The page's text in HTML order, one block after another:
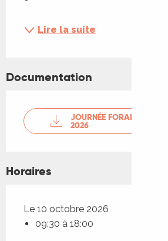
Lire la suite
Documentation
JOURNÉE FORAINE
2026
Horaires
Le 10 octobre 2026
09:30 à 18:00